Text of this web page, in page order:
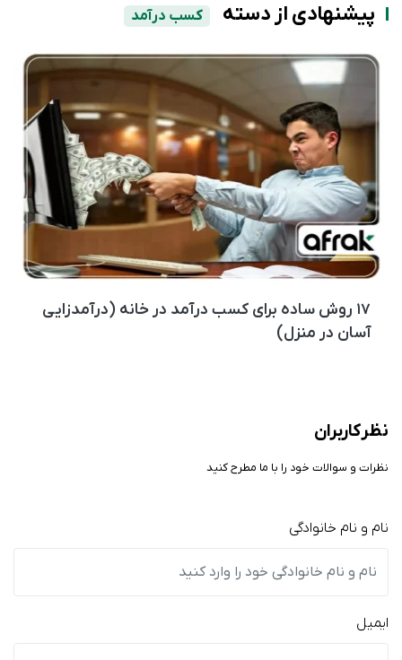
پیشنهادی از دسته کسب درآمد
۱۷ روش ساده برای کسب درآمد در خانه (درآمدزایی
آسان در منزل)
نظر کاربران
نظرات و سوالات خود را با ما مطرح کنید
نام و نام خانوادگی
ایمیل